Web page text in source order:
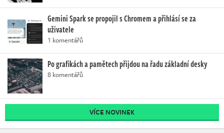
Gemini Spark se propojil s Chromem a přihlásí se za
uživatele
1 komentářů
Po grafikách a pamětech přijdou na řadu základní desky
8 komentářů
VÍCE NOVINEK